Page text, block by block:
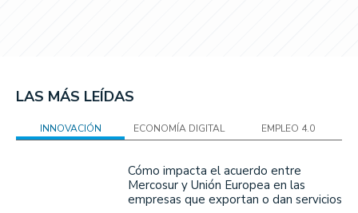
LAS MÁS LEÍDAS
INNOVACIÓN ECONOMÍA DIGITAL EMPLEO 4.0
Cómo impacta el acuerdo entre
Mercosur y Unión Europea en las
empresas que exportan o dan servicios